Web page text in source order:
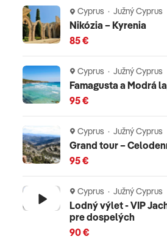
Cyprus · Južný Cyprus
Nikózia – Kyrenia
85 €
Cyprus · Južný Cyprus
Famagusta a Modrá
95 €
Cyprus · Južný Cyprus
Grand tour –
95 €
Cyprus · Južný Cyprus
Lodný výlet - VIP
pre dospelých
90 €